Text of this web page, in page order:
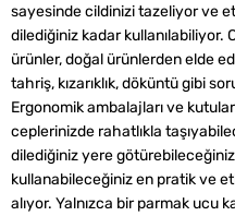
sayesinde cildinizi tazeliyor ve
dilediğiniz kadar kullanılabiliyor.
ürünler, doğal ürünlerden elde
tahriş, kızarıklık, döküntü gibi
Ergonomik ambalajları ve
ceplerinizde rahatlıkla
dilediğiniz yere
kullanabileceğiniz en pratik ve
alıyor. Yalnızca bir parmak ucu